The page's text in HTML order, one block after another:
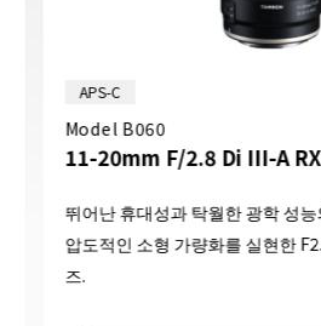
APS-C
Model B060
11-20mm F/2.8 Di III-A
뛰어난 휴대성과 탁월한 광학 성
압도적인 소형 가량화를 실현한
즈.